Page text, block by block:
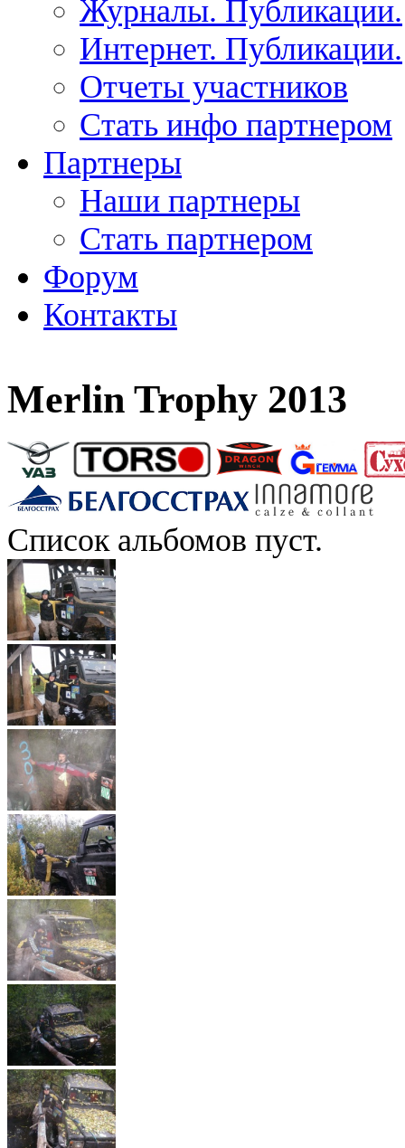
Журналы. Публикации.
Интернет. Публикации.
Отчеты участников
Стать инфо партнером
Партнеры
Наши партнеры
Стать партнером
Форум
Контакты
Merlin Trophy 2013
Список альбомов пуст.